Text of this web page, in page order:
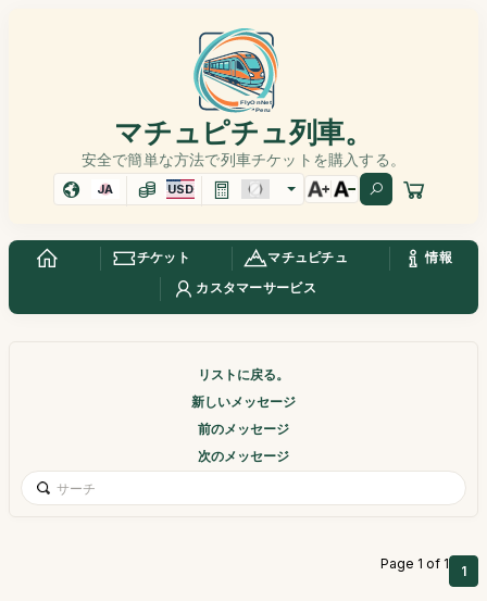
マチュピチュ列車。
安全で簡単な方法で列車チケットを購入する。
JA USD
チケット マチュピチュ
情報
カスタマーサービス
リストに戻る。
新しいメッセージ
前のメッセージ
次のメッセージ
Page 1 of 1 1